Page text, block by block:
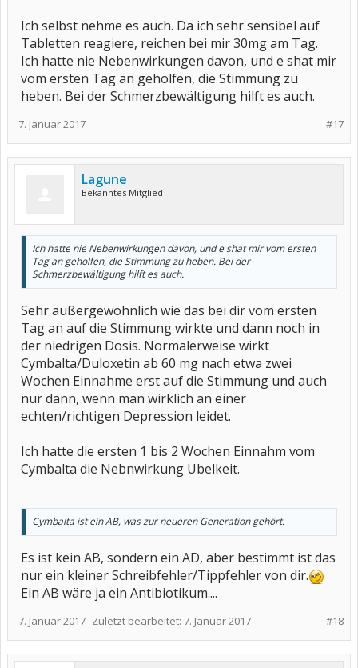
Ich selbst nehme es auch. Da ich sehr sensibel auf
Tabletten reagiere, reichen bei mir 30mg am Tag.
Ich hatte nie Nebenwirkungen davon, und e shat mir
vom ersten Tag an geholfen, die Stimmung zu
heben. Bei der Schmerzbewältigung hilft es auch.
#17
7. Januar 2017
Lagune
Bekanntes Mitglied
Ich hatte nie Nebenwirkungen davon, und e shat mir vom ersten
Tag an geholfen, die Stimmung zu heben. Bei der
Schmerzbewältigung hilft es auch.
Sehr außergewöhnlich wie das bei dir vom ersten
Tag an auf die Stimmung wirkte und dann noch in
der niedrigen Dosis. Normalerweise wirkt
Cymbalta/Duloxetin ab 60 mg nach etwa zwei
Wochen Einnahme erst auf die Stimmung und auch
nur dann, wenn man wirklich an einer
echten/richtigen Depression leidet.
Ich hatte die ersten 1 bis 2 Wochen Einnahm vom
Cymbalta die Nebnwirkung Übelkeit.
Cymbalta ist ein AB, was zur neueren Generation gehört.
Es ist kein AB, sondern ein AD, aber bestimmt ist das
nur ein kleiner Schreibfehler/Tippfehler von dir.
Ein AB wäre ja ein Antibiotikum....
#18
7. Januar 2017 Zuletzt bearbeitet: 7. Januar 2017